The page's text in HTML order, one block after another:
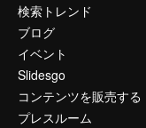
検索トレンド
ブログ
イベント
Slidesgo
コンテンツを販売する
プレスルーム